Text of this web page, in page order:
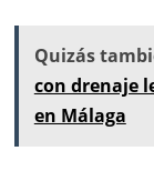
Quizás
con drenaje
en Málaga